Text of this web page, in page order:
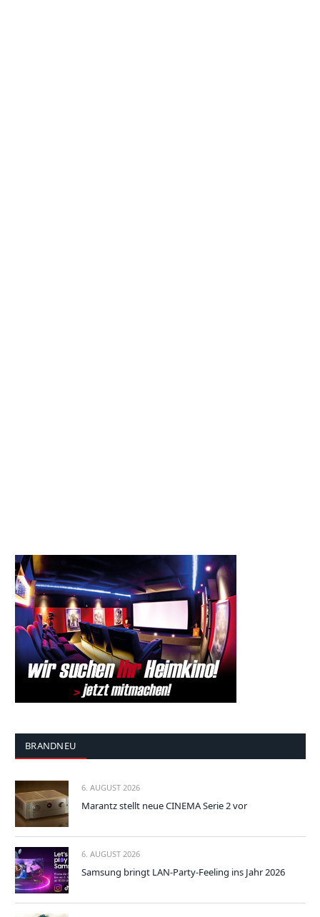
BRANDNEU
6. AUGUST 2026
Marantz stellt neue CINEMA Serie 2 vor
6. AUGUST 2026
Samsung bringt LAN-Party-Feeling ins Jahr 2026